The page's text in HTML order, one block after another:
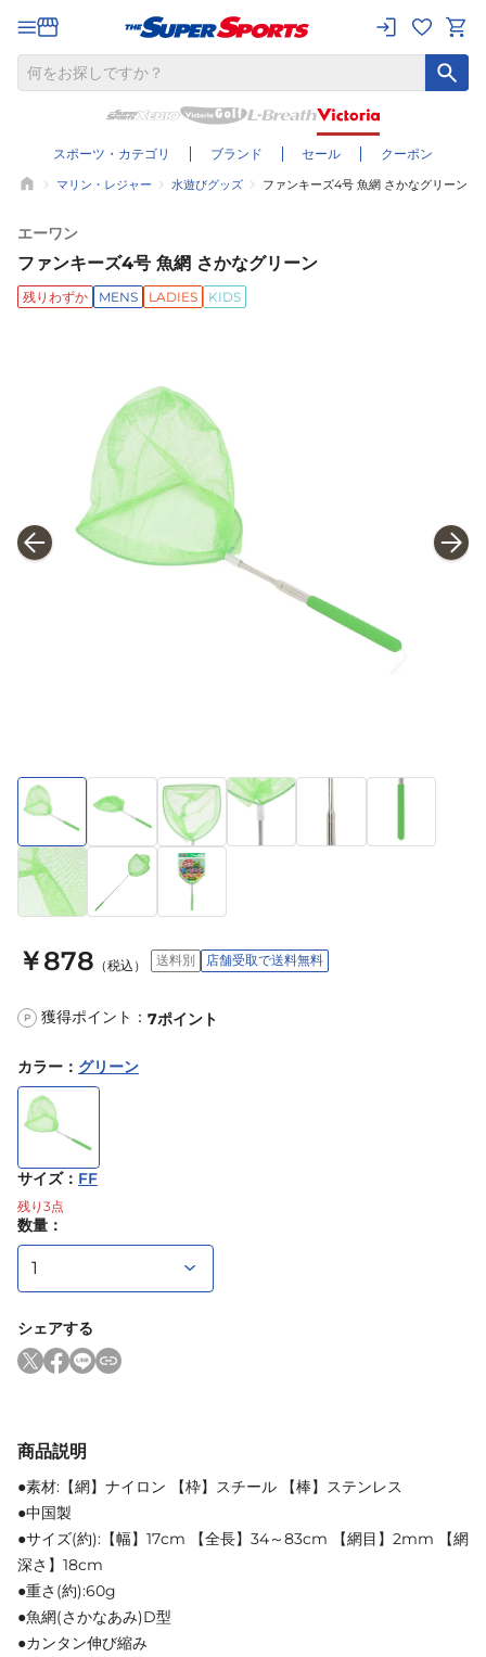
スポーツ・カテゴリ ブランド セール クーポン
マリン・レジャー 水遊びグッズ ファンキーズ4号 魚網 さかなグリーン
エーワン
ファンキーズ4号 魚網 さかなグリーン
残りわずか MENS LADIES KIDS
￥878 （税込） 送料別 店舗受取で送料無料
P 獲得ポイント： 7ポイント
カラー ： グリーン
サイズ： FF
残り 3点
数量：
シェアする
商品説明
●素材:【網】ナイロン 【枠】スチール 【棒】ステンレス
●中国製
●サイズ(約):【幅】17cm 【全長】34～83cm 【網目】2mm 【網
深さ】18cm
●重さ(約):60g
●魚網(さかなあみ)D型
●カンタン伸び縮み